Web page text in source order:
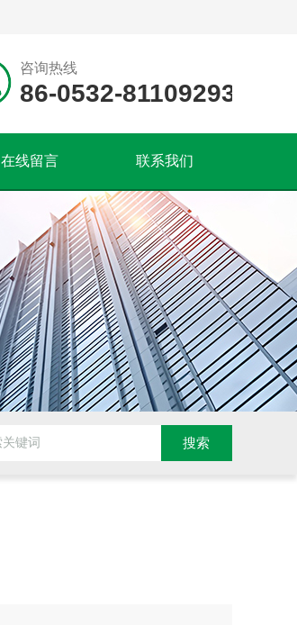
咨询热线
86-0532-81109293
在线留言 联系我们